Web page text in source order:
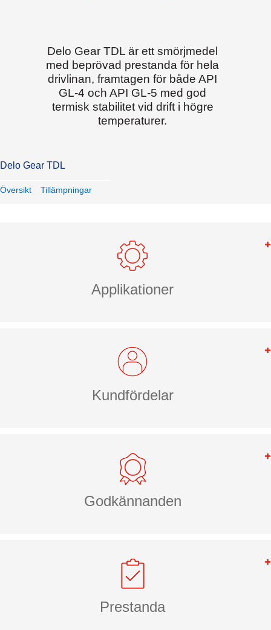
Delo Gear TDL är ett smörjmedel
med beprövad prestanda för hela
drivlinan, framtagen för både API
GL-4 och API GL-5 med god
termisk stabilitet vid drift i högre
temperaturer.
Delo Gear TDL
Översikt Tillämpningar
Applikationer
Kundfördelar
Godkännanden
Prestanda